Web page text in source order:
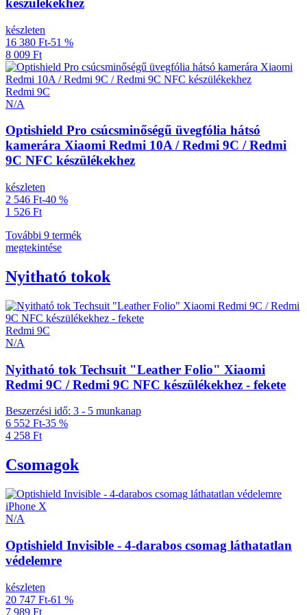
készülékekhez
készleten
16 380 Ft-51 %
8 009 Ft
Redmi 9C
N/A
Optishield Pro csúcsminőségű üvegfólia hátsó
kamerára Xiaomi Redmi 10A / Redmi 9C / Redmi
9C NFC készülékekhez
készleten
2 546 Ft-40 %
1 526 Ft
További 9 termék
megtekintése
Nyitható tokok
Redmi 9C
N/A
Nyitható tok Techsuit "Leather Folio" Xiaomi
Redmi 9C / Redmi 9C NFC készülékekhez - fekete
Beszerzési idő: 3 - 5 munkanap
6 552 Ft-35 %
4 258 Ft
Csomagok
iPhone X
N/A
Optishield Invisible - 4-darabos csomag láthatatlan
védelemre
készleten
20 747 Ft-61 %
7 989 Ft